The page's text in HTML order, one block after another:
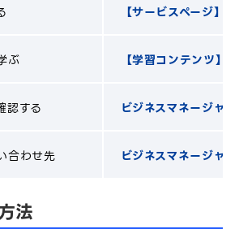
【サービスページ】
ぶ 【学習コンテンツ】
認する ビジネスマネージャ
合わせ先 ビジネスマネージャ
法